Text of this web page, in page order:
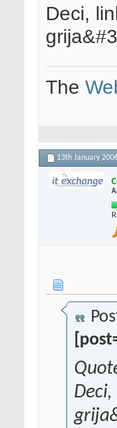
Deci,
The
13th January